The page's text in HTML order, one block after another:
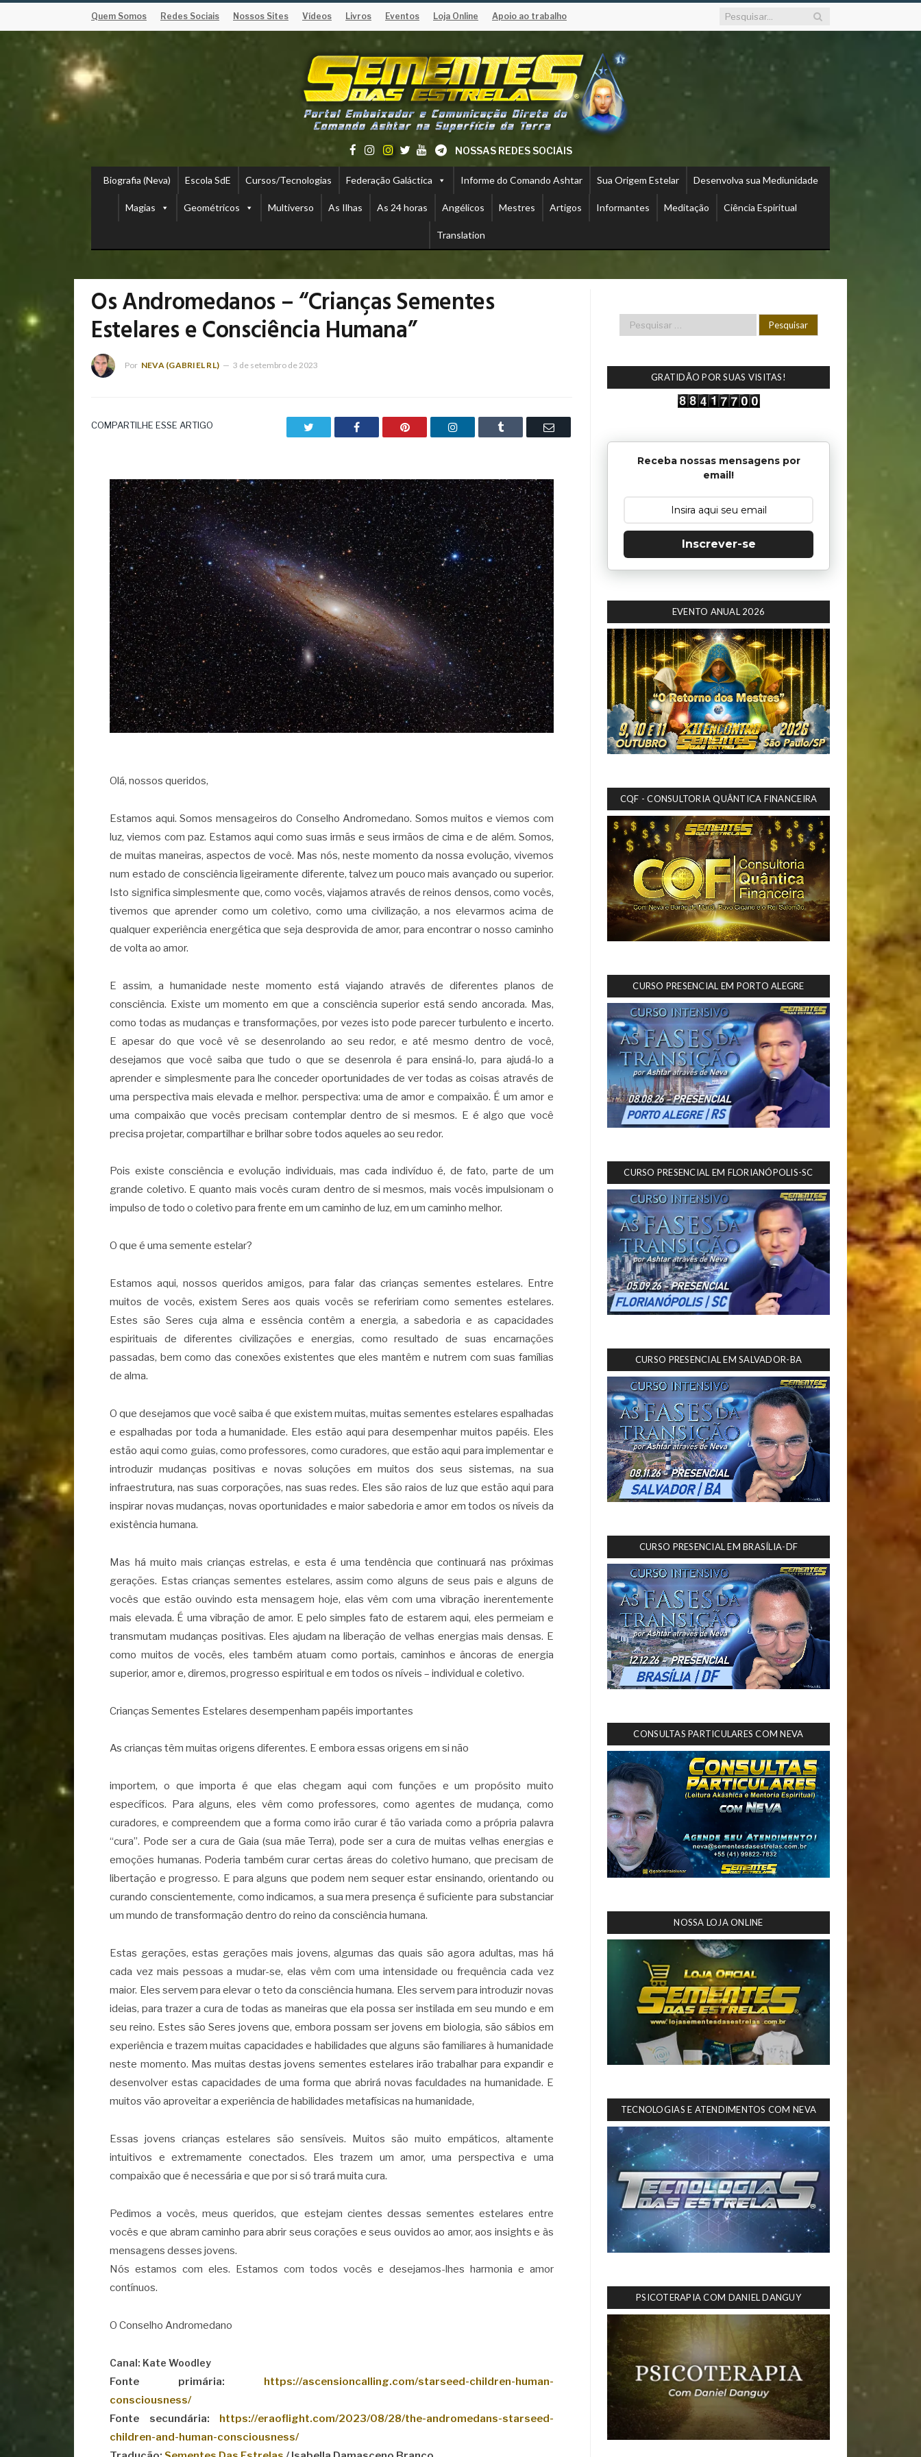
Quem Somos Redes Sociais Nossos Sites Vídeos Livros Eventos Loja Online Apoio ao trabalho
NOSSAS REDES SOCIAIS
Biografia (Neva) Escola SdE Cursos/Tecnologias Federação Galáctica Informe do Comando Ashtar Sua Origem Estelar Desenvolva sua Mediunidade
Magias Geométricos Multiverso As Ilhas As 24 horas Angélicos Mestres Artigos Informantes Meditação Ciência Espiritual
Translation
Os Andromedanos – “Crianças Sementes
Estelares e Consciência Humana”
Por NEVA (GABRIEL RL) 3 de setembro de 2023
COMPARTILHE ESSE ARTIGO Facebook Pinterest LinkedIn Tumblr Email
Olá, nossos queridos,
Estamos aqui. Somos mensageiros do Conselho Andromedano. Somos muitos e viemos com
luz, viemos com paz. Estamos aqui como suas irmãs e seus irmãos de cima e de além. Somos,
de muitas maneiras, aspectos de você. Mas nós, neste momento da nossa evolução, vivemos
num estado de consciência ligeiramente diferente, talvez um pouco mais avançado ou superior.
Isto significa simplesmente que, como vocês, viajamos através de reinos densos, como vocês,
tivemos que aprender como um coletivo, como uma civilização, a nos elevarmos acima de
qualquer experiência energética que seja desprovida de amor, para encontrar o nosso caminho
de volta ao amor.
E assim, a humanidade neste momento está viajando através de diferentes planos de
consciência. Existe um momento em que a consciência superior está sendo ancorada. Mas,
como todas as mudanças e transformações, por vezes isto pode parecer turbulento e incerto.
E apesar do que você vê se desenrolando ao seu redor, e até mesmo dentro de você,
desejamos que você saiba que tudo o que se desenrola é para ensiná-lo, para ajudá-lo a
aprender e simplesmente para lhe conceder oportunidades de ver todas as coisas através de
uma perspectiva mais elevada e melhor. perspectiva: uma de amor e compaixão. É um amor e
uma compaixão que vocês precisam contemplar dentro de si mesmos. E é algo que você
precisa projetar, compartilhar e brilhar sobre todos aqueles ao seu redor.
Pois existe consciência e evolução individuais, mas cada indivíduo é, de fato, parte de um
grande coletivo. E quanto mais vocês curam dentro de si mesmos, mais vocês impulsionam o
impulso de todo o coletivo para frente em um caminho de luz, em um caminho melhor.
O que é uma semente estelar?
Estamos aqui, nossos queridos amigos, para falar das crianças sementes estelares. Entre
muitos de vocês, existem Seres aos quais vocês se refeririam como sementes estelares.
Estes são Seres cuja alma e essência contêm a energia, a sabedoria e as capacidades
espirituais de diferentes civilizações e energias, como resultado de suas encarnações
passadas, bem como das conexões existentes que eles mantêm e nutrem com suas famílias
de alma.
O que desejamos que você saiba é que existem muitas, muitas sementes estelares espalhadas
e espalhadas por toda a humanidade. Eles estão aqui para desempenhar muitos papéis. Eles
estão aqui como guias, como professores, como curadores, que estão aqui para implementar e
introduzir mudanças positivas e novas soluções em muitos dos seus sistemas, na sua
infraestrutura, nas suas corporações, nas suas redes. Eles são raios de luz que estão aqui para
inspirar novas mudanças, novas oportunidades e maior sabedoria e amor em todos os níveis da
existência humana.
Mas há muito mais crianças estrelas, e esta é uma tendência que continuará nas próximas
gerações. Estas crianças sementes estelares, assim como alguns de seus pais e alguns de
vocês que estão ouvindo esta mensagem hoje, elas vêm com uma vibração inerentemente
mais elevada. É uma vibração de amor. E pelo simples fato de estarem aqui, eles permeiam e
transmutam mudanças positivas. Eles ajudam na liberação de velhas energias mais densas. E
como muitos de vocês, eles também atuam como portais, caminhos e âncoras de energia
superior, amor e, diremos, progresso espiritual e em todos os níveis – individual e coletivo.
Crianças Sementes Estelares desempenham papéis importantes
As crianças têm muitas origens diferentes. E embora essas origens em si não
importem, o que importa é que elas chegam aqui com funções e um propósito muito
específicos. Para alguns, eles vêm como professores, como agentes de mudança, como
curadores, e compreendem que a forma como irão curar é tão variada como a própria palavra
“cura”. Pode ser a cura de Gaia (sua mãe Terra), pode ser a cura de muitas velhas energias e
emoções humanas. Poderia também curar certas áreas do coletivo humano, que precisam de
libertação e progresso. E para alguns que podem nem sequer estar ensinando, orientando ou
curando conscientemente, como indicamos, a sua mera presença é suficiente para substanciar
um mundo de transformação dentro do reino da consciência humana.
Estas gerações, estas gerações mais jovens, algumas das quais são agora adultas, mas há
cada vez mais pessoas a mudar-se, elas vêm com uma intensidade ou frequência cada vez
maior. Eles servem para elevar o teto da consciência humana. Eles servem para introduzir novas
ideias, para trazer a cura de todas as maneiras que ela possa ser instilada em seu mundo e em
seu reino. Estes são Seres jovens que, embora possam ser jovens em biologia, são sábios em
experiência e trazem muitas capacidades e habilidades que alguns são familiares à humanidade
neste momento. Mas muitas destas jovens sementes estelares irão trabalhar para expandir e
desenvolver estas capacidades de uma forma que abrirá novas faculdades na humanidade. E
muitos vão aproveitar a experiência de habilidades metafísicas na humanidade,
Essas jovens crianças estelares são sensíveis. Muitos são muito empáticos, altamente
intuitivos e extremamente conectados. Eles trazem um amor, uma perspectiva e uma
compaixão que é necessária e que por si só trará muita cura.
Pedimos a vocês, meus queridos, que estejam cientes dessas sementes estelares entre
vocês e que abram caminho para abrir seus corações e seus ouvidos ao amor, aos insights e às
mensagens desses jovens.
Nós estamos com eles. Estamos com todos vocês e desejamos-lhes harmonia e amor
contínuos.
O Conselho Andromedano
Canal: Kate Woodley
Fonte primária: https://ascensioncalling.com/starseed-children-human-
consciousness/
Fonte secundária: https://eraoflight.com/2023/08/28/the-andromedans-starseed-
children-and-human-consciousness/
GRATIDÃO POR SUAS VISITAS!
Receba nossas mensagens por
email!
Inscrever-se
EVENTO ANUAL 2026
CQF - CONSULTORIA QUÂNTICA FINANCEIRA
CURSO PRESENCIAL EM PORTO ALEGRE
CURSO PRESENCIAL EM FLORIANÓPOLIS-SC
CURSO PRESENCIAL EM SALVADOR-BA
CURSO PRESENCIAL EM BRASÍLIA-DF
CONSULTAS PARTICULARES COM NEVA
NOSSA LOJA ONLINE
TECNOLOGIAS E ATENDIMENTOS COM NEVA
PSICOTERAPIA COM DANIEL DANGUY